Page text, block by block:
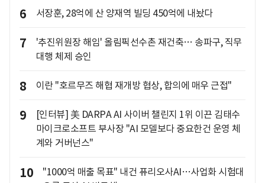
6 서장훈, 28억에 산 양재역 빌딩 450억에 내놨다
7
'추진위원장 해임' 올림픽선수촌 재건축… 송파구, 직무
대행 체제 승인
8 이란 "호르무즈 해협 재개방 협상, 합의에 매우 근접"
9
[인터뷰] 美 DARPA AI 사이버 챌린지 1위 이끈 김태수
마이크로소프트 부사장 "AI 모델보다 중요한건 운영 체
계와 거버넌스"
10
"1000억 매출 목표" 내건 퓨리오사AI…사업화 시험대